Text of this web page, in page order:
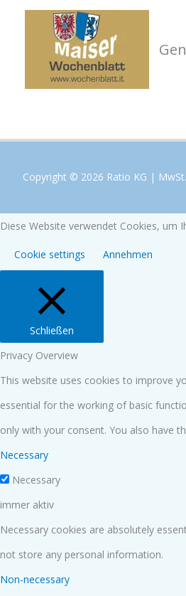
Copyright © 2026 Ratio KG |
Diese Website verwendet Cookies, um
Cookie settings Annehmen
Schließen
Privacy Overview
This website uses cookies to improve
essential for the working of basic
only with your consent. You also have
Necessary
Necessary
immer aktiv
Necessary cookies are absolutely
not store any personal information.
Non-necessary